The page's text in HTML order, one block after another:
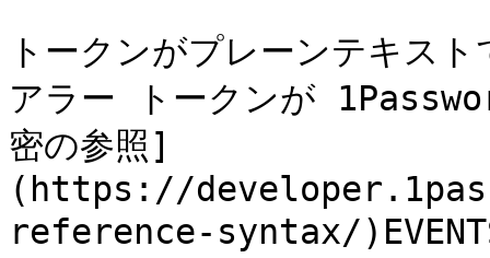
トークンがプレーンテキス
アラー トークンが
密の参照]
(https://
reference-syntax/